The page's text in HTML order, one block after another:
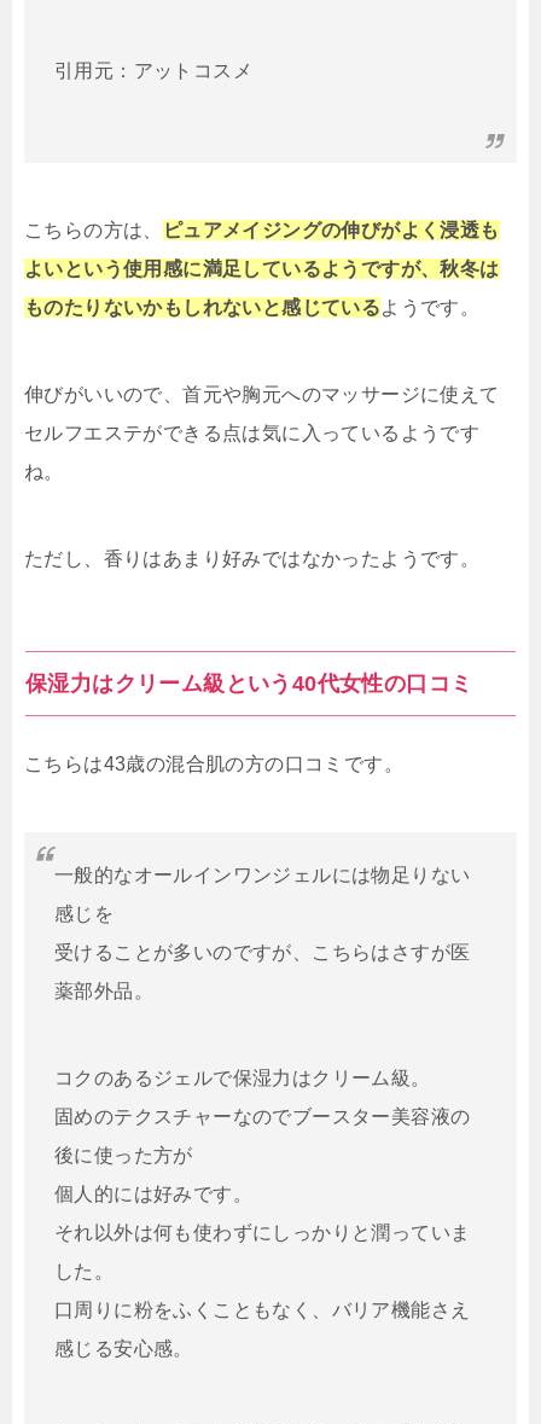
引用元：アットコスメ
こちらの方は、
ピュアメイジングの伸びがよく浸透も
よいという使用感に満足しているようですが、秋冬は
ものたりないかもしれないと感じているようです。
伸びがいいので、首元や胸元へのマッサージに使えて
セルフエステができる点は気に入っているようです
ね。
ただし、香りはあまり好みではなかったようです。
保湿力はクリーム級という40代女性の口コミ
こちらは43歳の混合肌の方の口コミです。
一般的なオールインワンジェルには物足りない
感じを
受けることが多いのですが、こちらはさすが医
薬部外品。
コクのあるジェルで保湿力はクリーム級。
固めのテクスチャーなのでブースター美容液の
後に使った方が
個人的には好みです。
それ以外は何も使わずにしっかりと潤っていま
した。
口周りに粉をふくこともなく、バリア機能さえ
感じる安心感。